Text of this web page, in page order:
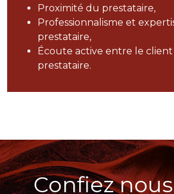
Proximité du prestataire,
Professionnalisme et
prestataire,
Écoute active entre le
prestataire.
Confiez